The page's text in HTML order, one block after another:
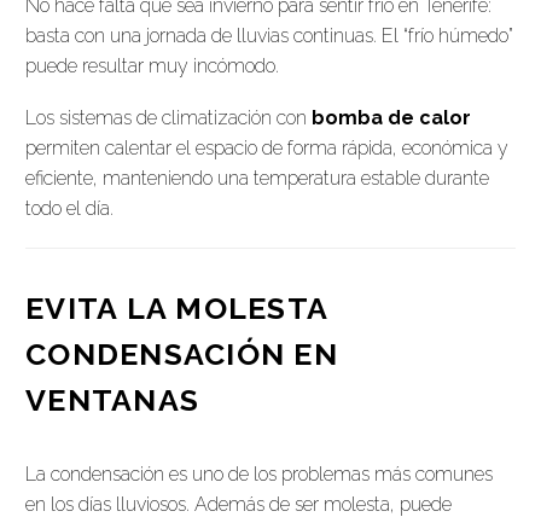
No hace falta que sea invierno para sentir frío en Tenerife:
basta con una jornada de lluvias continuas. El “frío húmedo”
puede resultar muy incómodo.
Los sistemas de climatización con bomba de calor
permiten calentar el espacio de forma rápida, económica y
eficiente, manteniendo una temperatura estable durante
todo el día.
EVITA LA MOLESTA
CONDENSACIÓN EN
VENTANAS
La condensación es uno de los problemas más comunes
en los días lluviosos. Además de ser molesta, puede